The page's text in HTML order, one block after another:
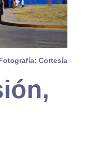
Cortesía